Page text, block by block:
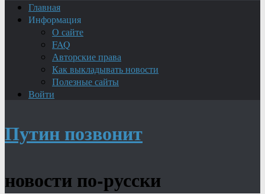
Главная
Информация
О сайте
FAQ
Авторские права
Как выкладывать новости
Полезные сайты
Войти
Путин позвонит
новости по-русски